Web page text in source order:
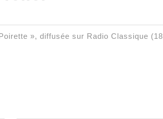
», diffusée sur Radio Classique (18